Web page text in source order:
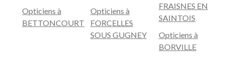
Opticiens à
BETTONCOURT
Opticiens à
FORCELLES
SOUS GUGNEY
FRAISNES EN
SAINTOIS
Opticiens à
BORVILLE